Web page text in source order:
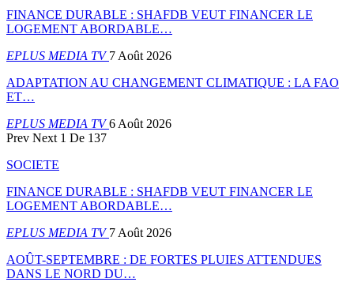
FINANCE DURABLE : SHAFDB VEUT FINANCER LE
LOGEMENT ABORDABLE…
EPLUS MEDIA TV7 Août 2026
ADAPTATION AU CHANGEMENT CLIMATIQUE : LA FAO
ET…
EPLUS MEDIA TV6 Août 2026
Prev Next 1 De 137
SOCIETE
FINANCE DURABLE : SHAFDB VEUT FINANCER LE
LOGEMENT ABORDABLE…
EPLUS MEDIA TV7 Août 2026
AOÛT-SEPTEMBRE : DE FORTES PLUIES ATTENDUES
DANS LE NORD DU…